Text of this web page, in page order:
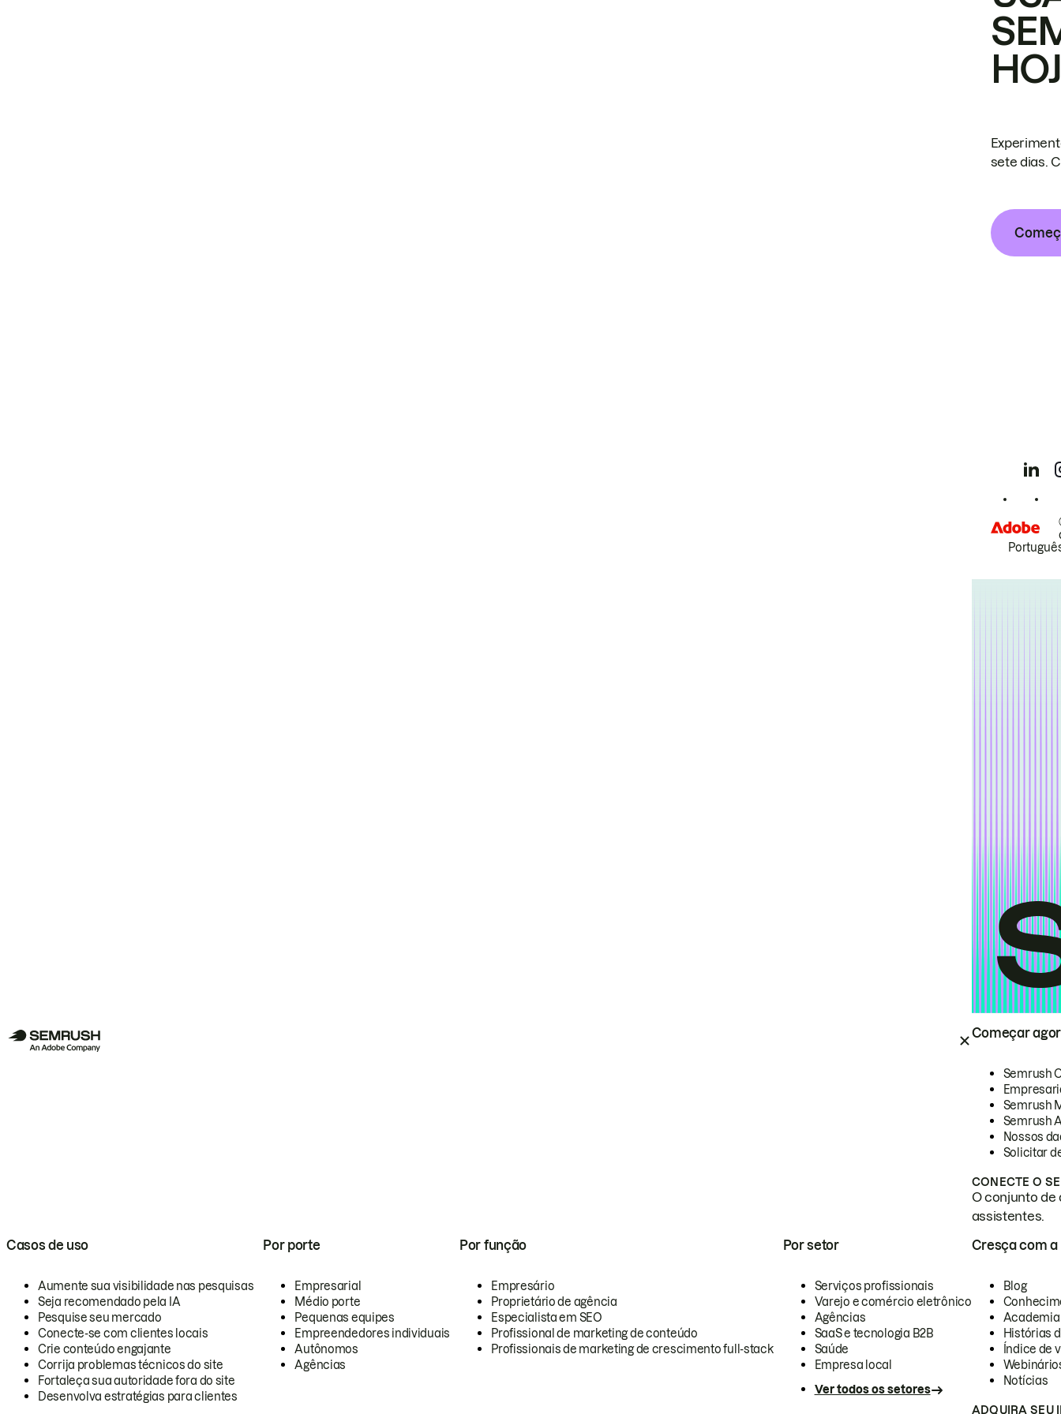
Começar
Semrush
Semrush
Semrush
Nossos
Solicitar
CONECTE O
O conjunto de
assistentes.
Casos de uso
Aumente sua visibilidade nas pesquisas
Seja recomendado pela IA
Pesquise seu mercado
Conecte-se com clientes locais
Crie conteúdo engajante
Corrija problemas técnicos do site
Fortaleça sua autoridade fora do site
Desenvolva estratégias para clientes
Por porte
Empresarial
Médio porte
Pequenas equipes
Empreendedores individuais
Autônomos
Agências
Por função
Empresário
Proprietário de agência
Especialista em SEO
Profissional de marketing de conteúdo
Profissionais de marketing de crescimento full-stack
Por setor
Serviços profissionais
Varejo e comércio eletrônico
Agências
SaaS e tecnologia B2B
Saúde
Empresa local
Ver todos os setores
Cresça com a
Blog
Academia
Histórias
Índice de
Notícias
ADQUIRA SEU
sete dias.